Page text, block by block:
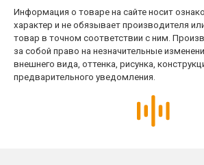
Информация о товаре на сайте носит
характер и не обязывает производителя
товар в точном соответствии с ним.
за собой право на незначительные
внешнего вида, оттенка, рисунка,
предварительного уведомления.